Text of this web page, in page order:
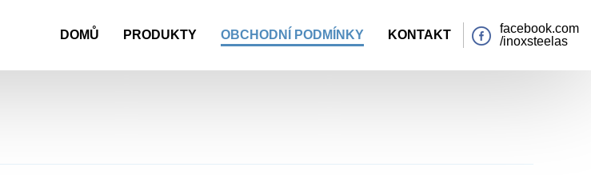
DOMŮ PRODUKTY OBCHODNÍ PODMÍNKY KONTAKT
facebook.com
/inoxsteelas